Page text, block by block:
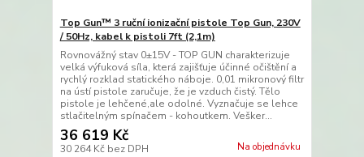
Top Gun™ 3 ruční ionizační pistole Top Gun, 230V
/ 50Hz, kabel k pistoli 7ft (2,1m)
Rovnovážný stav 0±15V - TOP GUN charakterizuje
velká výfuková síla, která zajišťuje účinné očištění a
rychlý rozklad statického náboje. 0,01 mikronový filtr
na ústí pistole zaručuje, že je vzduch čistý. Tělo
pistole je lehčené,ale odolné. Vyznačuje se lehce
stlačitelným spínačem - kohoutkem. Vešker...
36 619 Kč
30 264 Kč bez DPH Na objednávku